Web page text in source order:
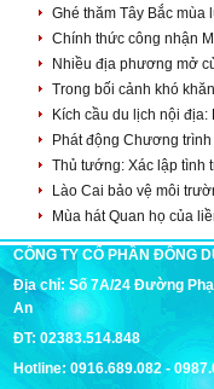
Ghé thăm Tây Bắc mùa
Chính thức công nhận
Nhiều địa phương mở
Trong bối cảnh khó
Kích cầu du lịch nội địa:
Phát động Chương trình
Thủ tướng: Xác lập tình
Lào Cai bảo vệ môi
Mùa hát Quan họ của
CÔNG TY CỔ PHẦN ĐÔNG
Địa chỉ: Số 7A/24 Đường
An
ĐT: 02383.514.848
Hotline: 0916.689.082 -